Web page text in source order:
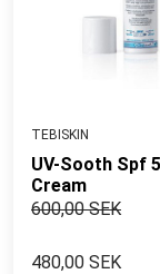
TEBISKIN
UV-Sooth Spf
Cream
600,00 SEK
480,00 SEK